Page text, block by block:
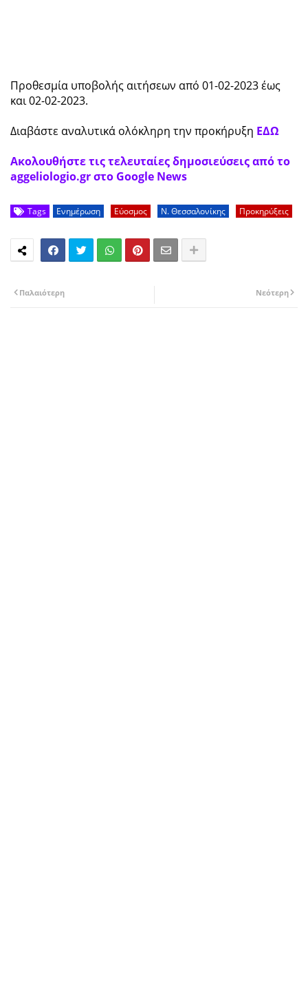
Προθεσμία υποβολής αιτήσεων από 01-02-2023 έως
και 02-02-2023.
Διαβάστε αναλυτικά ολόκληρη την προκήρυξη ΕΔΩ
Ακολουθήστε τις τελευταίες δημοσιεύσεις από το
aggeliologio.gr στο Google News
Tags Ενημέρωση Εύοσμος Ν. Θεσσαλονίκης Προκηρύξεις
Νεότερη
Παλαιότερη